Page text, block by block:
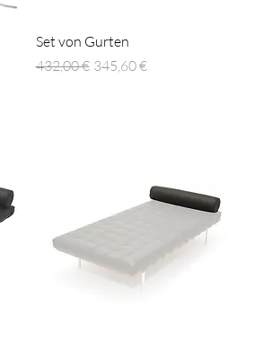
Schnellansicht
Set von Gurten
Standardpreis
432,00 € Sale-Preis
345,60 €